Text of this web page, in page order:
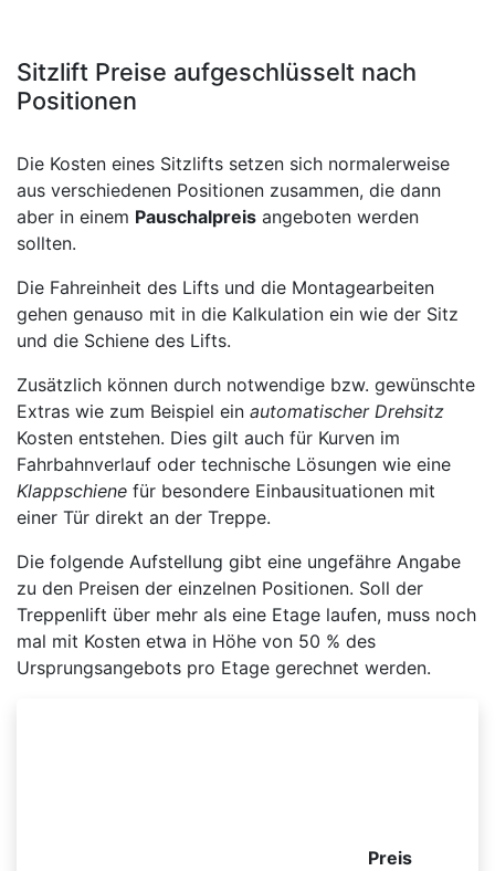
Sitzlift Preise aufgeschlüsselt nach
Positionen
Die Kosten eines Sitzlifts setzen sich normalerweise
aus verschiedenen Positionen zusammen, die dann
aber in einem Pauschalpreis angeboten werden
sollten.
Die Fahreinheit des Lifts und die Montagearbeiten
gehen genauso mit in die Kalkulation ein wie der Sitz
und die Schiene des Lifts.
Zusätzlich können durch notwendige bzw. gewünschte
Extras wie zum Beispiel ein automatischer Drehsitz
Kosten entstehen. Dies gilt auch für Kurven im
Fahrbahnverlauf oder technische Lösungen wie eine
Klappschiene für besondere Einbausituationen mit
einer Tür direkt an der Treppe.
Die folgende Aufstellung gibt eine ungefähre Angabe
zu den Preisen der einzelnen Positionen. Soll der
Treppenlift über mehr als eine Etage laufen, muss noch
mal mit Kosten etwa in Höhe von 50 % des
Ursprungsangebots pro Etage gerechnet werden.
Preis